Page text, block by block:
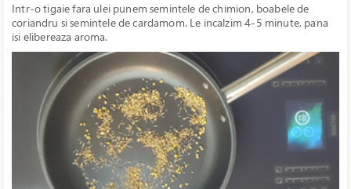
Intr-o tigaie fara ulei punem semintele de chimion, boabele de
coriandru si semintele de cardamom. Le incalzim 4-5 minute, pana
isi elibereaza aroma.